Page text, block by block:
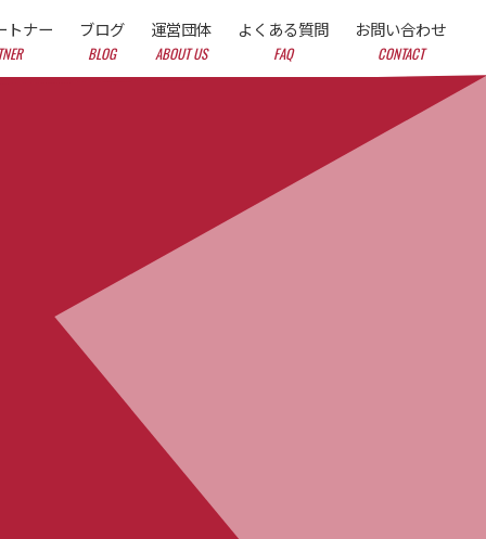
トナー ブログ
BLOG
運営団体
ABOUT US
よくある質問
FAQ
お問い合わせ
CONTACT